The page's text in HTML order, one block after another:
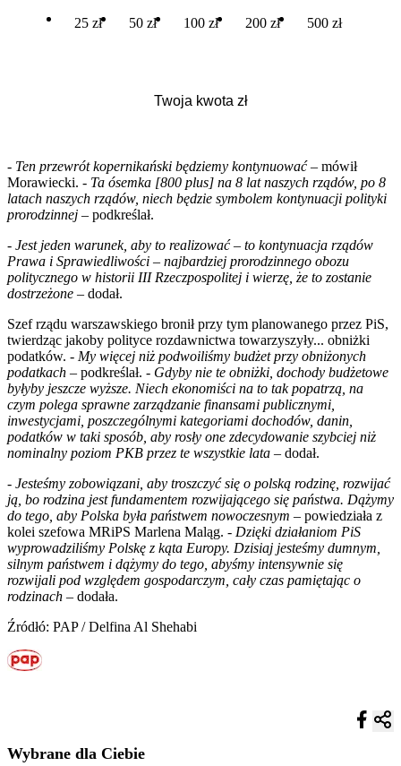
25 zł 50 zł 100 zł 200 zł 500 zł
- Ten przewrót kopernikański będziemy kontynuować– mówił
Morawiecki. - Ta ósemka [800 plus] na 8 lat naszych rządów, po 8
latach naszych rządów, niech będzie symbolem kontynuacji polityki
prorodzinnej – podkreślał.
- Jest jeden warunek, aby to realizować – to kontynuacja rządów
Prawa i Sprawiedliwości – najbardziej prorodzinnego obozu
politycznego w historii III Rzeczpospolitej i wierzę, że to zostanie
dostrzeżone – dodał.
Szef rządu warszawskiego bronił przy tym planowanego przez PiS,
twierdząc jakoby polityce rozdawnictwa towarzyszyły... obniżki
podatków. - My więcej niż podwoiliśmy budżet przy obniżonych
podatkach – podkreślał. - Gdyby nie te obniżki, dochody budżetowe
byłyby jeszcze wyższe. Niech ekonomiści na to tak popatrzą, na
czym polega sprawne zarządzanie finansami publicznymi,
inwestycjami, poszczególnymi kategoriami dochodów, danin,
podatków w taki sposób, aby rosły one zdecydowanie szybciej niż
nominalny poziom PKB przez te wszystkie lata – dodał.
- Jesteśmy zobowiązani, aby troszczyć się o polską rodzinę, rozwijać
ją, bo rodzina jest fundamentem rozwijającego się państwa. Dążymy
do tego, aby Polska była państwem nowoczesnym – powiedziała z
kolei szefowa MRiPS Marlena Maląg. - Dzięki działaniom PiS
wyprowadziliśmy Polskę z kąta Europy. Dzisiaj jesteśmy dumnym,
silnym państwem i dążymy do tego, abyśmy intensywnie się
rozwijali pod względem gospodarczym, cały czas pamiętając o
rodzinach – dodała.
Źródłó: PAP / Delfina Al Shehabi
Wybrane dla Ciebie